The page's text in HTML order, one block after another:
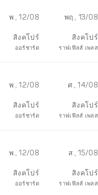
พ., 12/08
สิงคโปร์
ออร์ชาร์ด
พฤ., 13/08
สิงคโปร์
ราฟเฟิลส์ เพลส
พ., 12/08
สิงคโปร์
ออร์ชาร์ด
ศ., 14/08
สิงคโปร์
ราฟเฟิลส์ เพลส
พ., 12/08
สิงคโปร์
ออร์ชาร์ด
ส., 15/08
สิงคโปร์
ราฟเฟิลส์ เพลส